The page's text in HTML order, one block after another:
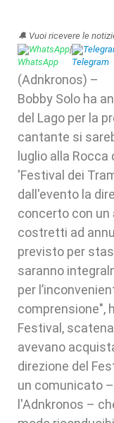
🔔 Vuoi ricevere le
WhatsApp|
(Adnkronos) –
Bobby Solo ha
del Lago per la
cantante si
luglio alla Rocca
'Festival dei
dall'evento la
concerto con un
costretti ad
previsto per
saranno
per
comprensione",
Festival,
avevano
direzione del
un comunicato
l'Adnkronos –